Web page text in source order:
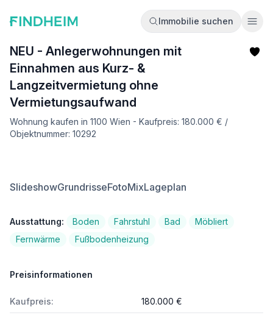
Immobilie suchen
NEU - Anlegerwohnungen mit
Einnahmen aus Kurz- &
Langzeitvermietung ohne
Vermietungsaufwand
Wohnung kaufen in 1100 Wien - Kaufpreis: 180.000 € /
Objektnummer: 10292
SlideshowGrundrisseFotoMixLageplan
Ausstattung: Boden Fahrstuhl Bad
Möbliert
Fernwärme
Fußbodenheizung
Preisinformationen
Kaufpreis: 180.000 €